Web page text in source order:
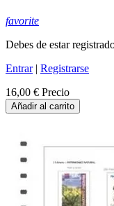
favorite
Debes de estar
Entrar| Registrarse
16,00 € Precio
Añadir al carrito